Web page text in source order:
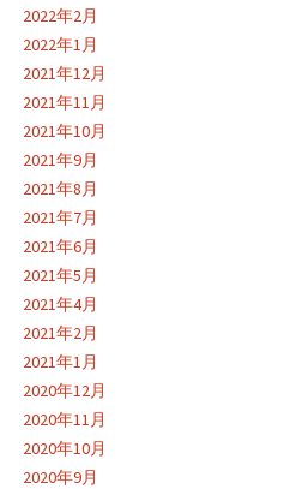
2022年2月
2022年1月
2021年12月
2021年11月
2021年10月
2021年9月
2021年8月
2021年7月
2021年6月
2021年5月
2021年4月
2021年2月
2021年1月
2020年12月
2020年11月
2020年10月
2020年9月